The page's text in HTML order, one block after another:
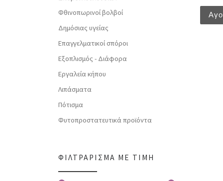
Φθινοπωρινοί βολβοί
Δημόσιας υγείας
Επαγγελματικοί σπόροι
Εξοπλισμός - Διάφορα
Εργαλεία κήπου
Λιπάσματα
Πότισμα
Φυτοπροστατευτικά προϊόντα
ΦΙΛΤΡΆΡΙΣΜΑ ΜΕ ΤΙΜΉ